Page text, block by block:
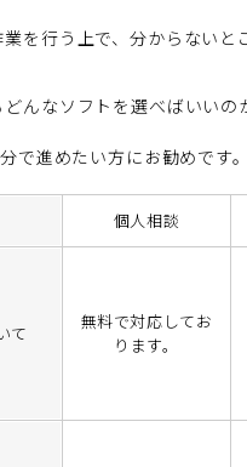
業を行う上で、分からないと
どんなソフトを選べばいいの
で進めたい方にお勧めです。
個人相談
て
無料で対応してお
ります。